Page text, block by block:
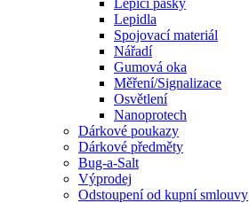
Lepící pásky
Lepidla
Spojovací materiál
Nářadí
Gumová oka
Měření/Signalizace
Osvětlení
Nanoprotech
Dárkové poukazy
Dárkové předměty
Bug-a-Salt
Výprodej
Odstoupení od kupní smlouvy